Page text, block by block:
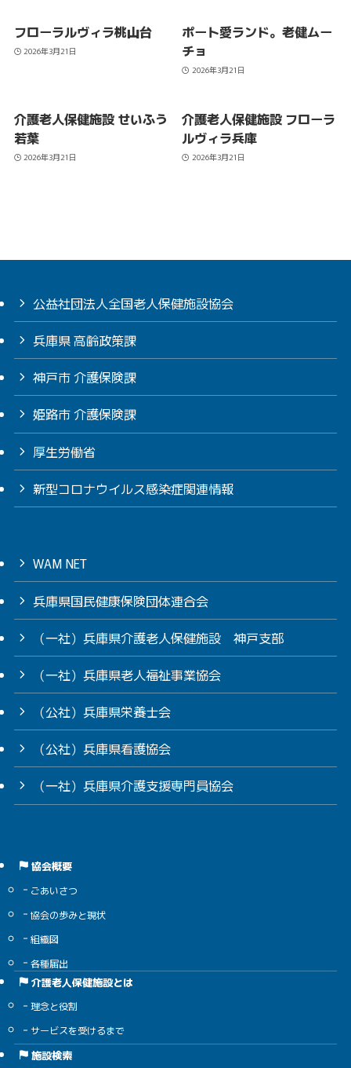
フローラルヴィラ桃山台
2026年3月21日
ポート愛ランド。老健ムー
チョ
2026年3月21日
介護老人保健施設 せいふう
若葉
2026年3月21日
介護老人保健施設 フローラ
ルヴィラ兵庫
2026年3月21日
公益社団法人全国老人保健施設協会
兵庫県 高齢政策課
神戸市 介護保険課
姫路市 介護保険課
厚生労働省
新型コロナウイルス感染症関連情報
WAM NET
兵庫県国民健康保険団体連合会
（一社）兵庫県介護老人保健施設 神戸支部
（一社）兵庫県老人福祉事業協会
（公社）兵庫県栄養士会
（公社）兵庫県看護協会
（一社）兵庫県介護支援専門員協会
協会概要
ごあいさつ
協会の歩みと現状
組織図
各種届出
介護老人保健施設とは
理念と役割
サービスを受けるまで
施設検索